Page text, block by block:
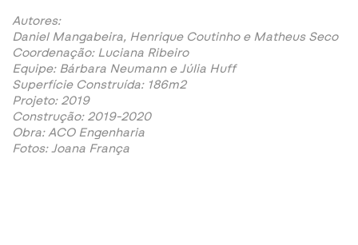
Autores:
Daniel Mangabeira, Henrique Coutinho e Matheus Seco
Coordenação: Luciana Ribeiro
Equipe: Bárbara Neumann e Júlia Huff
Superfície Construída: 186m2
Projeto: 2019
Construção: 2019-2020
Obra: ACO Engenharia
Fotos: Joana França